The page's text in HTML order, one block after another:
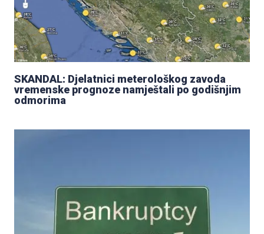
SKANDAL: Djelatnici meterološkog zavoda
vremenske prognoze namještali po godišnjim
odmorima